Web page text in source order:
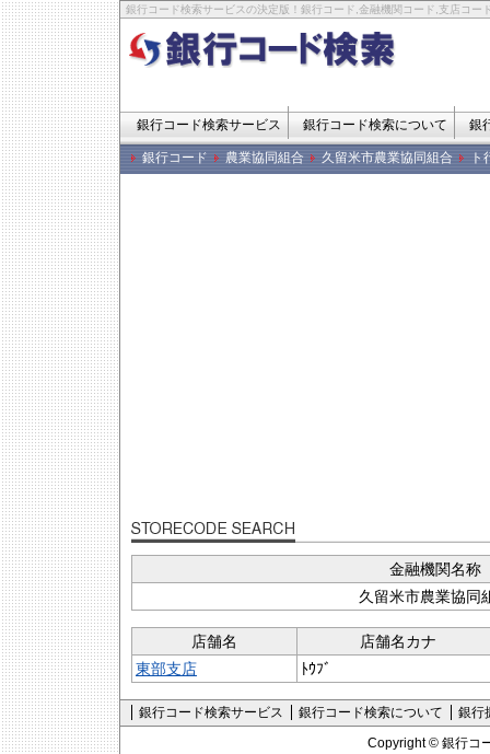
銀行コード検索サービスの決定版！銀行コード,金融機関コード,支店コー
銀行コード検索サービス 銀行コード検索について 銀
銀行コード 農業協同組合 久留米市農業協同組合 ト
金融機関名称
久留米市農業協同
店舗名
店舗名カナ
東部支店
ﾄｳﾌﾞ
銀行コード検索サービス 銀行コード検索について
銀行
Copyright © 銀行コ